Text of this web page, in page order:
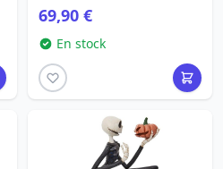
69,90 €
En stock